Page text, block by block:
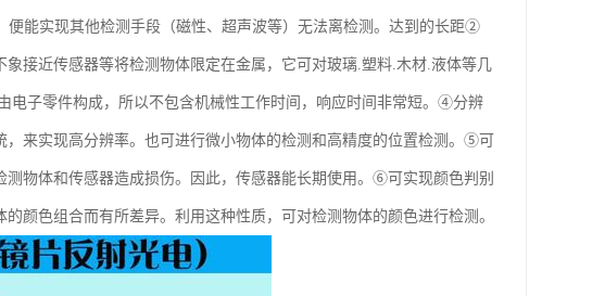
能实现其他检测手段（磁性、超声波等）无法离检测。达到的长距②
接近传感器等将检测物体限定在金属，它可对玻璃.塑料.木材.液体等几
子零件构成，所以不包含机械性工作时间，响应时间非常短。④分辨
来实现高分辨率。也可进行微小物体的检测和高精度的位置检测。⑤可
物体和传感器造成损伤。因此，传感器能长期使用。⑥可实现颜色判别
颜色组合而有所差异。利用这种性质，可对检测物体的颜色进行检测。